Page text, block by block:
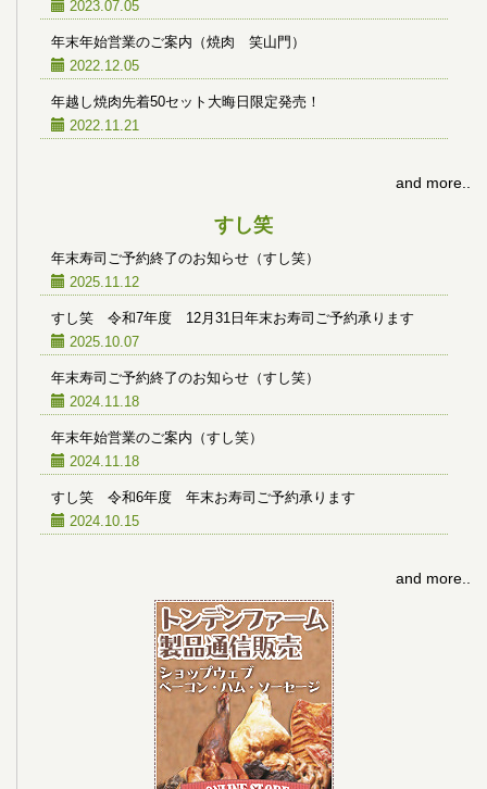
2023.07.05
年末年始営業のご案内（焼肉 笑山門）
2022.12.05
年越し焼肉先着50セット大晦日限定発売！
2022.11.21
and more..
すし笑
年末寿司ご予約終了のお知らせ（すし笑）
2025.11.12
すし笑 令和7年度 12月31日年末お寿司ご予約承ります
2025.10.07
年末寿司ご予約終了のお知らせ（すし笑）
2024.11.18
年末年始営業のご案内（すし笑）
2024.11.18
すし笑 令和6年度 年末お寿司ご予約承ります
2024.10.15
and more..